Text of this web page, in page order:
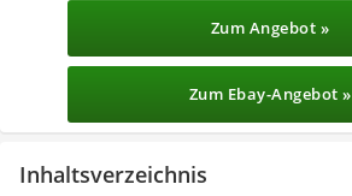
Zum Angebot »
Zum Ebay-Angebot »
Inhaltsverzeichnis